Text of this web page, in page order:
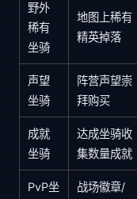
野外
稀有
坐骑
地图上稀有
精英掉落
声望
坐骑
阵营声望崇
拜购买
成就
坐骑
达成坐骑收
集数量成就
PvP坐
战场徽章/